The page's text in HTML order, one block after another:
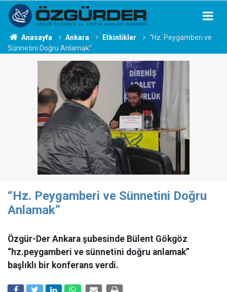
Anasayfa Ankara Etkinlikler
“Hz. Peygamberi ve
Sünnetini Doğru Anlamak”
“Hz. Peygamberi ve Sünnetini Doğru
Anlamak”
Özgür-Der Ankara şubesinde Bülent Gökgöz
“hz.peygamberi ve sünnetini doğru anlamak”
başlıklı bir konferans verdi.